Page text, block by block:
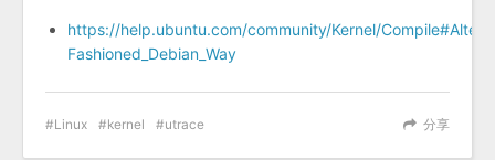
https://help.ubuntu.com/community/Kernel/
Fashioned_Debian_Way
分享
Linux kernel utrace